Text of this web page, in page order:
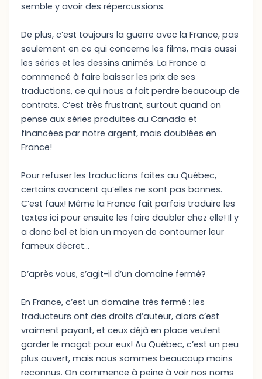
semble y avoir des répercussions.
De plus, c’est toujours la guerre avec la France, pas
seulement en ce qui concerne les films, mais aussi
les séries et les dessins animés. La France a
commencé à faire baisser les prix de ses
traductions, ce qui nous a fait perdre beaucoup de
contrats. C’est très frustrant, surtout quand on
pense aux séries produites au Canada et
financées par notre argent, mais doublées en
France!
Pour refuser les traductions faites au Québec,
certains avancent qu’elles ne sont pas bonnes.
C’est faux! Même la France fait parfois traduire les
textes ici pour ensuite les faire doubler chez elle! Il y
a donc bel et bien un moyen de contourner leur
fameux décret…
D’après vous, s’agit-il d’un domaine fermé?
En France, c’est un domaine très fermé : les
traducteurs ont des droits d’auteur, alors c’est
vraiment payant, et ceux déjà en place veulent
garder le magot pour eux! Au Québec, c’est un peu
plus ouvert, mais nous sommes beaucoup moins
reconnus. On commence à peine à voir nos noms